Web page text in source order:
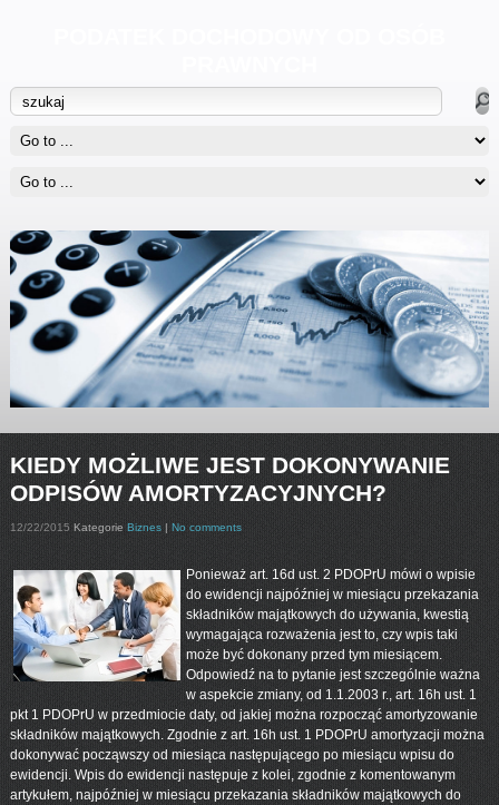
KIEDY MOŻLIWE JEST DOKONYWANIE
ODPISÓW AMORTYZACYJNYCH?
12/22/2015 Kategorie Biznes| No comments
Ponieważ art. 16d ust. 2 PDOPrU mówi o wpisie
do ewidencji najpóźniej w miesiącu przekazania
składników majątkowych do używania, kwestią
wymagająca rozważenia jest to, czy wpis taki
może być dokonany przed tym miesiącem.
Odpowiedź na to pytanie jest szczególnie ważna
w aspekcie zmiany, od 1.1.2003 r., art. 16h ust. 1
pkt 1 PDOPrU w przedmiocie daty, od jakiej można rozpocząć amortyzowanie
składników majątkowych. Zgodnie z art. 16h ust. 1 PDOPrU amortyzacji można
dokonywać począwszy od miesiąca następującego po miesiącu wpisu do
ewidencji. Wpis do ewidencji następuje z kolei, zgodnie z komentowanym
artykułem, najpóźniej w miesiącu przekazania składników majątkowych do